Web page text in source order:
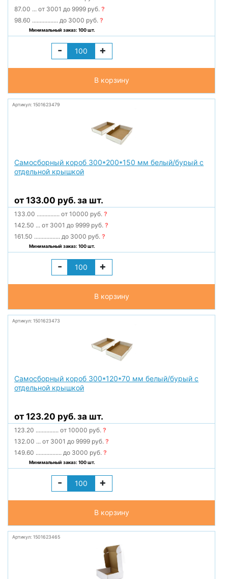
87.00 ... от 3001 до 9999 руб.?
98.60 ................. до 3000 руб.?
Минимальный заказ: 100 шт.
- +
В корзину
Артикул: 1501623479
Самосборный короб 300*200*150 мм белый/бурый с
отдельной крышкой
от 133.00 руб. за шт.
133.00 ............... от 10000 руб.?
142.50 ... от 3001 до 9999 руб.?
161.50 ................. до 3000 руб.?
Минимальный заказ: 100 шт.
- +
В корзину
Артикул: 1501623473
Самосборный короб 300*120*70 мм белый/бурый с
отдельной крышкой
от 123.20 руб. за шт.
123.20 ............... от 10000 руб.?
132.00 ... от 3001 до 9999 руб.?
149.60 ................. до 3000 руб.?
Минимальный заказ: 100 шт.
- +
В корзину
Артикул: 1501623465